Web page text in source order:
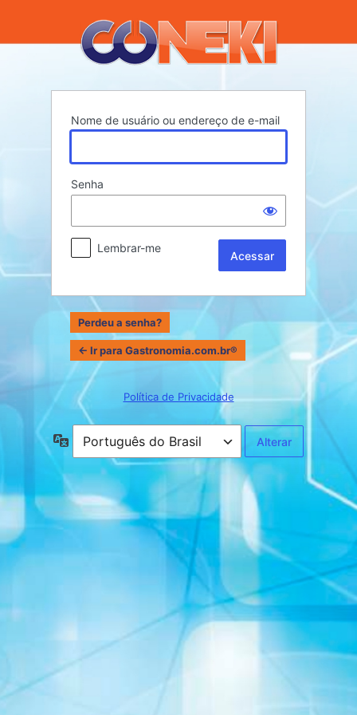
Nome de usuário ou endereço de e-mail
Senha
Lembrar-me
Perdeu a senha?
← Ir para Gastronomia.com.br®
Política de Privacidade
Idioma